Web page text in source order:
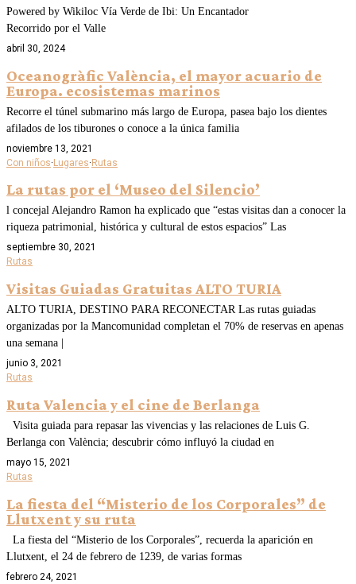
Powered by Wikiloc Vía Verde de Ibi: Un Encantador
Recorrido por el Valle
abril 30, 2024
Oceanogràfic València, el mayor acuario de
Europa. ecosistemas marinos
Recorre el túnel submarino más largo de Europa, pasea bajo los dientes
afilados de los tiburones o conoce a la única familia
noviembre 13, 2021
Con niños·Lugares·Rutas
La rutas por el ‘Museo del Silencio’
l concejal Alejandro Ramon ha explicado que “estas visitas dan a conocer la
riqueza patrimonial, histórica y cultural de estos espacios” Las
septiembre 30, 2021
Rutas
Visitas Guiadas Gratuitas ALTO TURIA
ALTO TURIA, DESTINO PARA RECONECTAR Las rutas guiadas
organizadas por la Mancomunidad completan el 70% de reservas en apenas
una semana |
junio 3, 2021
Rutas
Ruta Valencia y el cine de Berlanga
Visita guiada para repasar las vivencias y las relaciones de Luis G.
Berlanga con València; descubrir cómo influyó la ciudad en
mayo 15, 2021
Rutas
La fiesta del “Misterio de los Corporales” de
Llutxent y su ruta
La fiesta del “Misterio de los Corporales”, recuerda la aparición en
Llutxent, el 24 de febrero de 1239, de varias formas
febrero 24, 2021